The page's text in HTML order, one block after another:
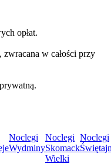
opłat.
w całości przy
Noclegi
Wydminy
Noclegi
Skomack
Wielki
Noclegi